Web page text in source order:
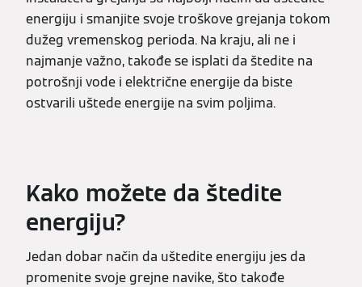
energiju i smanjite svoje troškove grejanja tokom
dužeg vremenskog perioda. Na kraju, ali ne i
najmanje važno, takođe se isplati da štedite na
potrošnji vode i električne energije da biste
ostvarili uštede energije na svim poljima.
Kako možete da štedite
energiju?
Jedan dobar način da uštedite energiju jes da
promenite svoje grejne navike, što takođe